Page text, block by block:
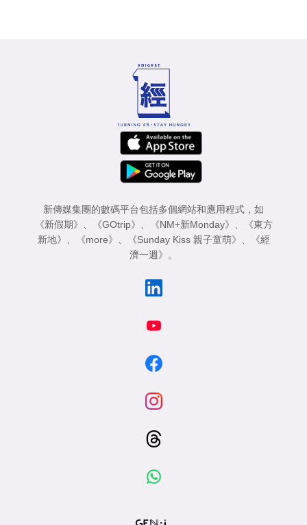
新傳媒集團的數碼平台包括多個網站和應用程式，如
《新假期》
《GOtrip》 《NM+新Monday》
《東方
新地》
《more》 《Sunday Kiss 親子童萌》
《經
濟一週》
。